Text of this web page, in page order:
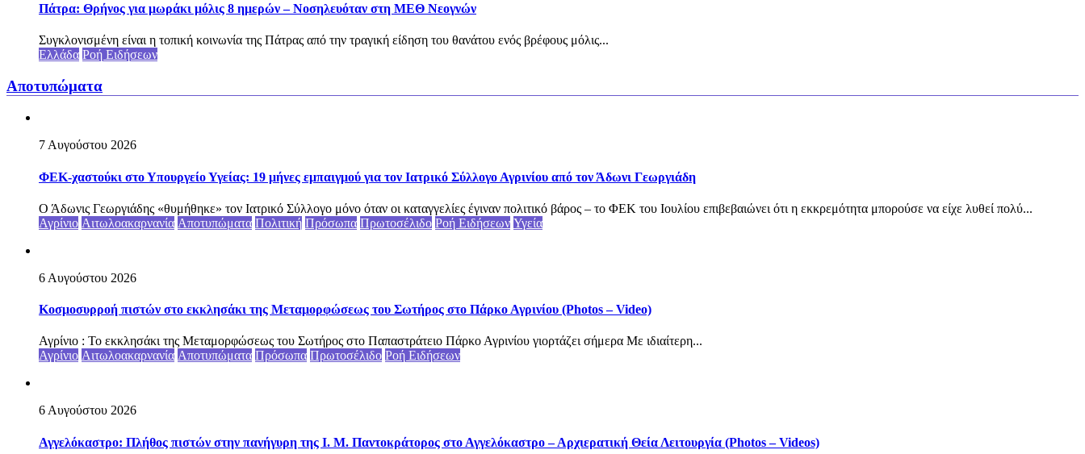
Πάτρα: Θρήνος για μωράκι μόλις 8 ημερών – Νοσηλευόταν στη ΜΕΘ Νεογνών
Συγκλονισμένη είναι η τοπική κοινωνία της Πάτρας από την τραγική είδηση του θανάτου ενός βρέφους μόλις...
Ελλάδα Ροή Ειδήσεων
Αποτυπώματα
7 Αυγούστου 2026
ΦΕΚ-χαστούκι στο Υπουργείο Υγείας: 19 μήνες εμπαιγμού για τον Ιατρικό Σύλλογο Αγρινίου από τον Άδωνι Γεωργιάδη
Ο Άδωνις Γεωργιάδης «θυμήθηκε» τον Ιατρικό Σύλλογο μόνο όταν οι καταγγελίες έγιναν πολιτικό βάρος – το ΦΕΚ του Ιουλίου επιβεβαιώνει ότι η εκκρεμότητα μπορούσε να είχε λυθεί πολύ...
Αγρίνιο Αιτωλοακαρνανία Αποτυπώματα Πολιτική Πρόσωπα Πρωτοσέλιδο Ροή Ειδήσεων Υγεία
6 Αυγούστου 2026
Κοσμοσυρροή πιστών στο εκκλησάκι της Μεταμορφώσεως του Σωτήρος στο Πάρκο Αγρινίου (Photos – Video)
Αγρίνιο : Το εκκλησάκι της Μεταμορφώσεως του Σωτήρος στο Παπαστράτειο Πάρκο Αγρινίου γιορτάζει σήμερα Με ιδιαίτερη...
Αγρίνιο Αιτωλοακαρνανία Αποτυπώματα Πρόσωπα Πρωτοσέλιδο Ροή Ειδήσεων
6 Αυγούστου 2026
Αγγελόκαστρο: Πλήθος πιστών στην πανήγυρη της Ι. Μ. Παντοκράτορος στο Αγγελόκαστρο – Αρχιερατική Θεία Λειτουργία (Photos – Videos)